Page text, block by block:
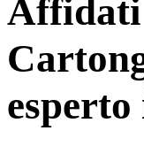
Affidati